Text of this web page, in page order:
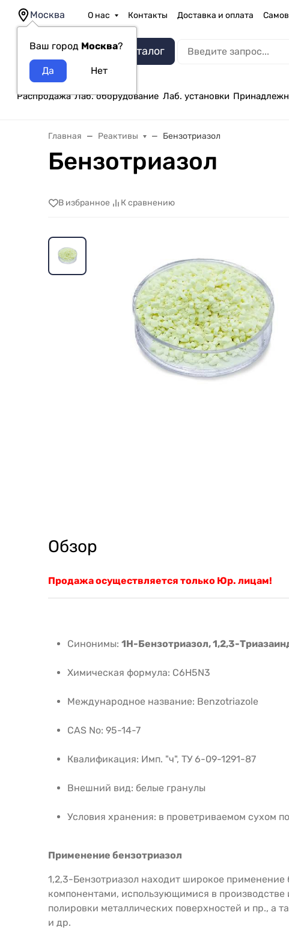
Москва
Ваш город Москва?
О нас Контакты Доставка и оплата
Каталог
Распродажа Лаб. оборудование Лаб. установки
Главная Реактивы Бензотриазол
Бензотриазол
В избранное К сравнению
Обзор
Продажа осуществляется только Юр. лицам!
Синонимы: 1H-Бензотриазол, 1,2,3-
Химическая формула: C6H5N3
Международное название: Benzotriazole
CAS No: 95-14-7
Квалификация: Имп. "ч", ТУ 6-09-1291-87
Внешний вид: белые гранулы
Условия хранения: в проветриваемом сухом
Применение бензотриазол
1,2,3-Бензотриазол находит широкое
компонентами, использующимися в
полировки металлических поверхностей и пр., а
и др.